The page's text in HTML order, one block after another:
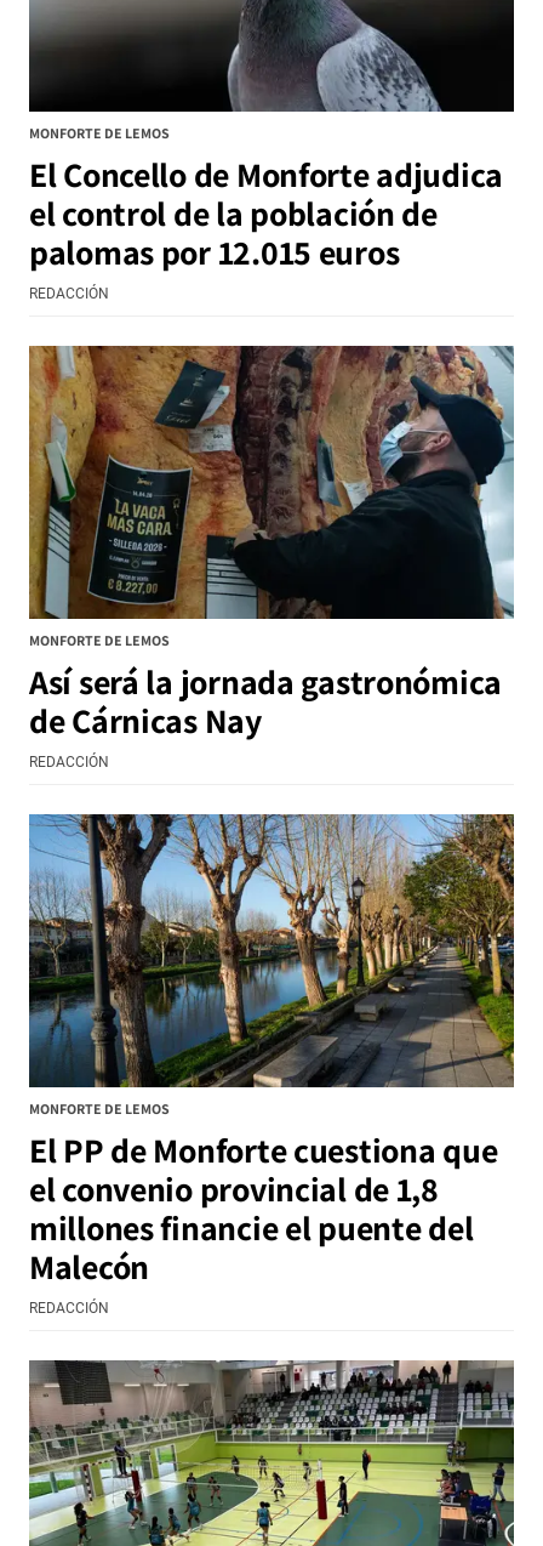
MONFORTE DE LEMOS
El Concello de Monforte adjudica
el control de la población de
palomas por 12.015 euros
REDACCIÓN
MONFORTE DE LEMOS
Así será la jornada gastronómica
de Cárnicas Nay
REDACCIÓN
MONFORTE DE LEMOS
El PP de Monforte cuestiona que
el convenio provincial de 1,8
millones financie el puente del
Malecón
REDACCIÓN